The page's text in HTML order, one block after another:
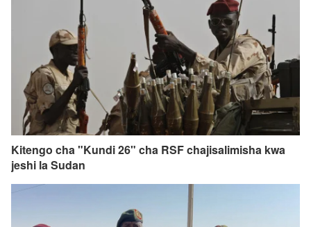
Kitengo cha "Kundi 26" cha RSF chajisalimisha kwa
jeshi la Sudan